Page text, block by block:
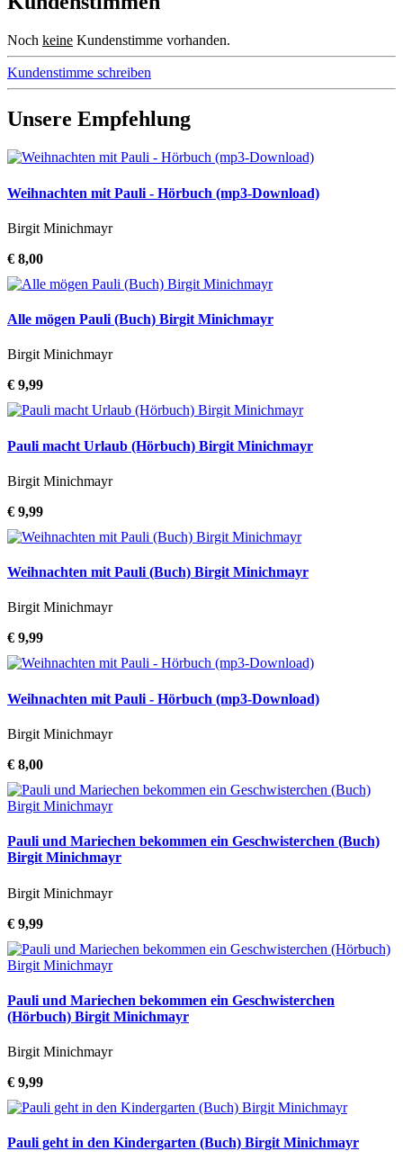
Noch keine Kundenstimme vorhanden.
Kundenstimme schreiben
Unsere Empfehlung
Weihnachten mit Pauli - Hörbuch (mp3-Download)
Birgit Minichmayr
€ 8,00
Alle mögen Pauli (Buch) Birgit Minichmayr
Birgit Minichmayr
€ 9,99
Pauli macht Urlaub (Hörbuch) Birgit Minichmayr
Birgit Minichmayr
€ 9,99
Weihnachten mit Pauli (Buch) Birgit Minichmayr
Birgit Minichmayr
€ 9,99
Weihnachten mit Pauli - Hörbuch (mp3-Download)
Birgit Minichmayr
€ 8,00
Pauli und Mariechen bekommen ein Geschwisterchen (Buch)
Birgit Minichmayr
Birgit Minichmayr
€ 9,99
Pauli und Mariechen bekommen ein Geschwisterchen
(Hörbuch) Birgit Minichmayr
Birgit Minichmayr
€ 9,99
Pauli geht in den Kindergarten (Buch) Birgit Minichmayr